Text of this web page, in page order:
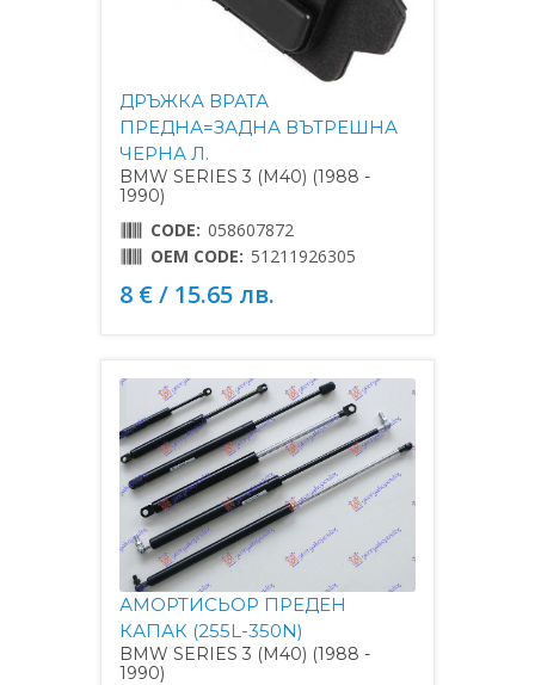
ДРЪЖКА ВРАТА
ПРЕДНА=ЗАДНА ВЪТРЕШНА
ЧЕРНА Л.
BMW SERIES 3 (M40) (1988 -
1990)
CODE: 058607872
OEM CODE: 51211926305
8 € / 15.65 лв.
АМОРТИСЬОР ПРЕДЕН
КАПАК (255L-350N)
BMW SERIES 3 (M40) (1988 -
1990)